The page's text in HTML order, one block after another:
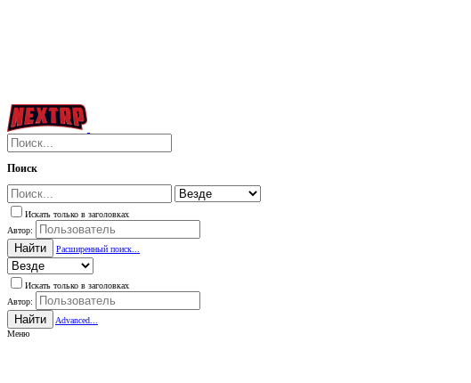
Поиск
Искать только в заголовках
Автор:
Найти Расширенный поиск...
Искать только в заголовках
Автор:
Найти
Advanced...
Меню